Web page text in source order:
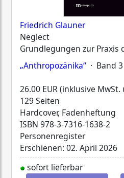
Friedrich Glauner
Neglect
Grundlegungen zur Praxis
„Anthropozänika“ · Band 3
26.00 EUR (inklusive MwSt.
129 Seiten
Hardcover, Fadenheftung
ISBN 978-3-7316-1638-2
Personenregister
Erschienen: 02. April 2026
sofort lieferbar